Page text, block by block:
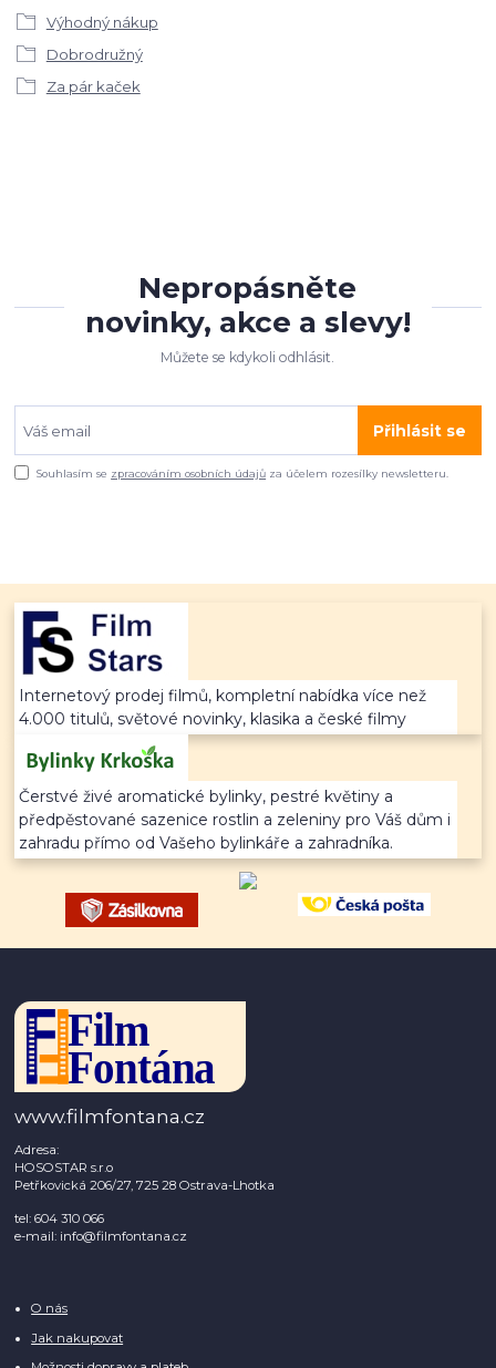
Výhodný nákup
Dobrodružný
Za pár kaček
Nepropásněte
novinky, akce a slevy!
Můžete se kdykoli odhlásit.
Přihlásit se
Souhlasím se zpracováním osobních údajů za účelem rozesílky newsletteru.
Internetový prodej filmů, kompletní nabídka více než
4.000 titulů, světové novinky, klasika a české filmy
Čerstvé živé aromatické bylinky, pestré květiny a
předpěstované sazenice rostlin a zeleniny pro Váš dům i
zahradu přímo od Vašeho bylinkáře a zahradníka.
www.filmfontana.cz
Adresa:
HOSOSTAR s.r.o
Petřkovická 206/27, 725 28 Ostrava-Lhotka
tel: 604 310 066
e-mail: info@filmfontana.cz
O nás
Jak nakupovat